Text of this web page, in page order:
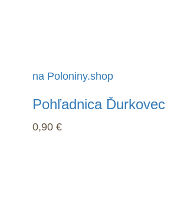
na Poloniny.shop
Pohľadnica Ďurkovec
0,90 €